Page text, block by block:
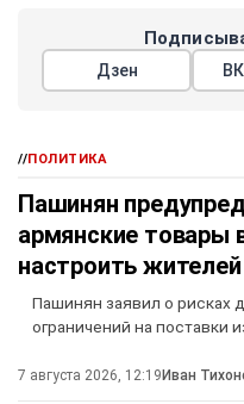
Дзен
//ПОЛИТИКА
Пашинян
армянские товары
настроить
Пашинян заявил о рисках
ограничений на поставки
7 августа 2026, 12:19 Иван